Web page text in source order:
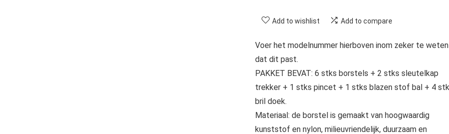
Add to wishlist Add to compare
Voer het modelnummer hierboven inom zeker te weten
dat dit past.
PAKKET BEVAT: 6 stks borstels + 2 stks sleutelkap
trekker + 1 stks pincet + 1 stks blazen stof bal + 4
bril doek.
Materiaal: de borstel is gemaakt van hoogwaardig
kunststof en nylon, milieuvriendelijk, duurzaam en